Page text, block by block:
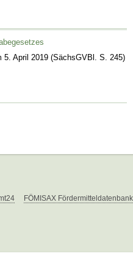
April 2019 (SächsGVBl. S. 245)
FÖMISAX Fördermitteldatenbank